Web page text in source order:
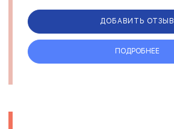
ДОБАВИТЬ ОТЗЫВ
ПОДРОБНЕЕ